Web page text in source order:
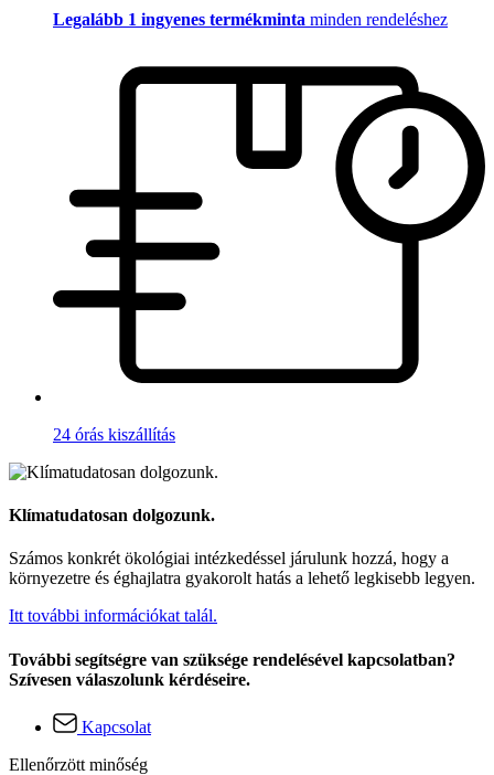
Legalább 1 ingyenes termékminta minden rendeléshez
24 órás kiszállítás
Klímatudatosan dolgozunk.
Számos konkrét ökológiai intézkedéssel járulunk hozzá, hogy a
környezetre és éghajlatra gyakorolt hatás a lehető legkisebb legyen.
Itt további információkat talál.
További segítségre van szüksége rendelésével kapcsolatban?
Szívesen válaszolunk kérdéseire.
Kapcsolat
Ellenőrzött minőség